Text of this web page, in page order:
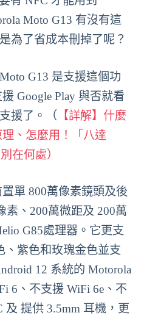
Moto G13 有沒有這
為了省成本刪掉了呢？
G13 是支援這個功
Google Play 與否就看
援了。（ 【詳解】什麼
、怎麼用！「八達
在何處）
單 800萬像素鏡頭及後
素、200萬微距及 200萬
G85處理器。它更支
、紫色和玫瑰金色並支
12 系統的 Motorola
6、不支援 WiFi 6e、不
及 提供 3.5mm 耳機，更